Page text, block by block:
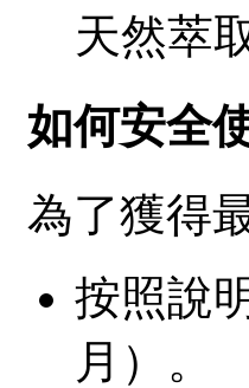
天然萃
如何安全
為了獲得
按照說
月）。